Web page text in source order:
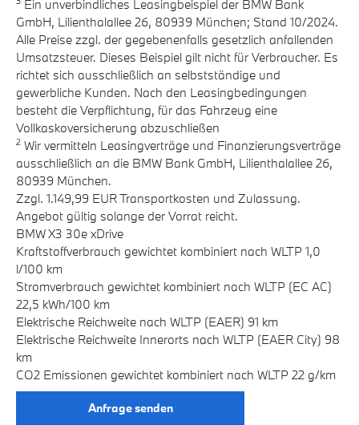
Ein unverbindliches Leasingbeispiel der BMW Bank
GmbH, Lilienthalallee 26, 80939 München; Stand 10/2024.
Alle Preise zzgl. der gegebenenfalls gesetzlich anfallenden
Umsatzsteuer. Dieses Beispiel gilt nicht für Verbraucher. Es
richtet sich ausschließlich an selbstständige und
gewerbliche Kunden. Nach den Leasingbedingungen
besteht die Verpflichtung, für das Fahrzeug eine
Vollkaskoversicherung abzuschließen
2 Wir vermitteln Leasingverträge und Finanzierungsverträge
ausschließlich an die BMW Bank GmbH, Lilienthalallee 26,
80939 München.
Zzgl. 1.149,99 EUR Transportkosten und Zulassung.
Angebot gültig solange der Vorrat reicht.
BMW X3 30e xDrive
Kraftstoffverbrauch gewichtet kombiniert nach WLTP 1,0
l/100 km
Stromverbrauch gewichtet kombiniert nach WLTP (EC AC)
22,5 kWh/100 km
Elektrische Reichweite nach WLTP (EAER) 91 km
Elektrische Reichweite Innerorts nach WLTP (EAER City) 98
km
CO2 Emissionen gewichtet kombiniert nach WLTP 22 g/km
Anfrage senden